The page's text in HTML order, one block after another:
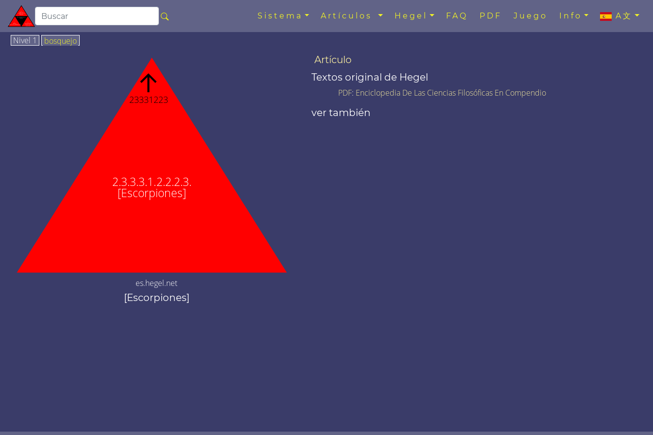
Sistema Artículos Hegel FAQ PDF Juego Info A文
Nivel 1 bosquejo
2.3.3.3.1.2.2.2.3.
[Escorpiones]
↑
23331223
es.hegel.net
[Escorpiones]
Artículo
Textos original de Hegel
PDF: Enciclopedia De Las Ciencias Filosóficas En Compendio
ver también